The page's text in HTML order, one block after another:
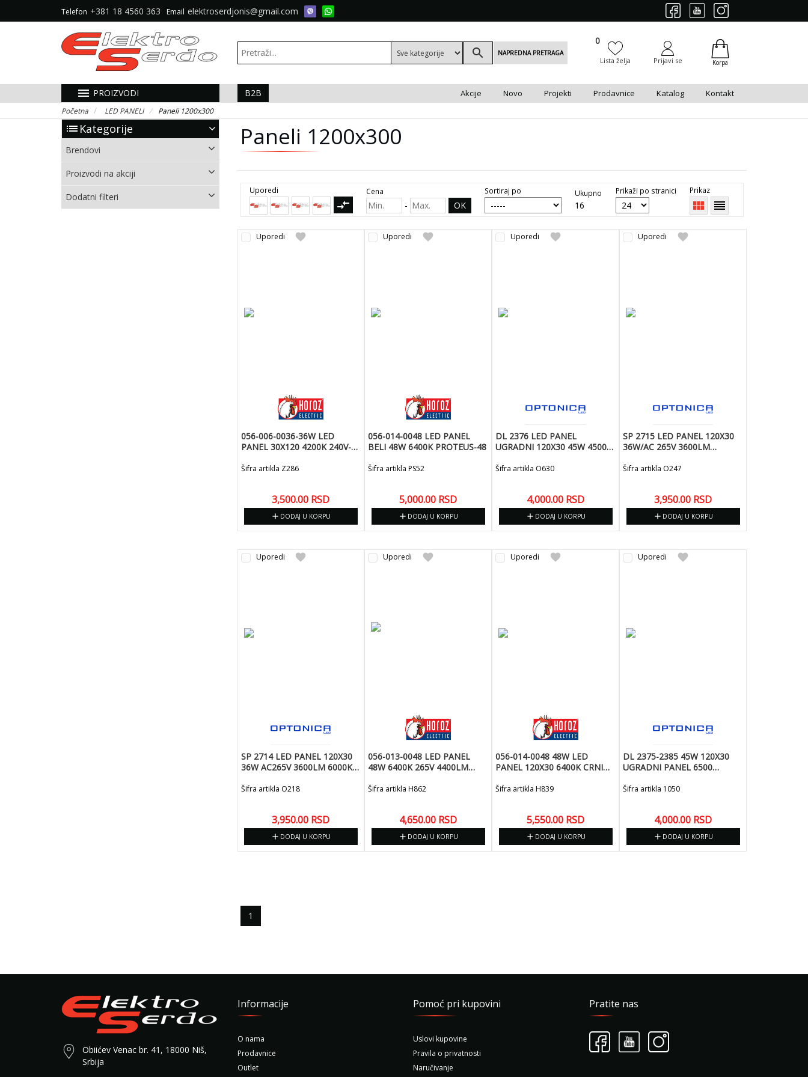
Telefon +381 18 4560 363 Email elektroserdjonis@gmail.com
search NAPREDNA PRETRAGA
0
Lista želja Prijavi se Korpa
menu PROIZVODI B2B Akcije Novo Projekti Prodavnice Katalog Kontakt
Početna LED PANELI Paneli 1200x300
list Kategorije
Brendovi
Proizvodi na akciji
Dodatni filteri
Paneli 1200x300
Uporedi
compare_arrows
Cena
- OK
Sortiraj po Ukupno
16
Prikaži po stranici Prikaz
view_module reorder
favorite
Uporedi
056-006-0036-36W LED
PANEL 30X120 4200K 240V-
Šifra artikla Z286
3,500.00 RSD
add DODAJ U KORPU
favorite
Uporedi
056-014-0048 LED PANEL
BELI 48W 6400K PROTEUS-48
Šifra artikla PS52
5,000.00 RSD
add DODAJ U KORPU
favorite
Uporedi
DL 2376 LED PANEL
UGRADNI 120X30 45W 4500K
Šifra artikla O630
4,000.00 RSD
add DODAJ U KORPU
favorite
Uporedi
SP 2715 LED PANEL 120X30
36W/AC 265V 3600LM
Šifra artikla O247
3,950.00 RSD
add DODAJ U KORPU
favorite
Uporedi
SP 2714 LED PANEL 120X30
36W AC265V 3600LM 6000K
Šifra artikla O218
3,950.00 RSD
add DODAJ U KORPU
favorite
Uporedi
056-013-0048 LED PANEL
48W 6400K 265V 4400LM
Šifra artikla H862
4,650.00 RSD
add DODAJ U KORPU
favorite
Uporedi
056-014-0048 48W LED
PANEL 120X30 6400K CRNI
Šifra artikla H839
5,550.00 RSD
add DODAJ U KORPU
favorite
Uporedi
DL 2375-2385 45W 120X30
UGRADNI PANEL 6500
Šifra artikla 1050
4,000.00 RSD
add DODAJ U KORPU
1
Obiićev Venac br. 41, 18000 Niš,
Srbija
Informacije
O nama
Prodavnice
Outlet
Pomoć pri kupovini
Uslovi kupovine
Pravila o privatnosti
Naručivanje
Pratite nas